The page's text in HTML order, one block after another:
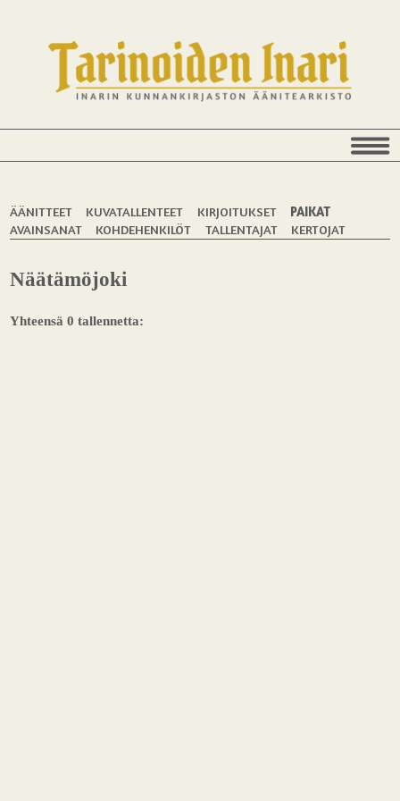
ÄÄNITTEET KUVATALLENTEET KIRJOITUKSET
PAIKAT
AVAINSANAT
KOHDEHENKILÖT TALLENTAJAT KERTOJAT
Näätämöjoki
Yhteensä 0 tallennetta: